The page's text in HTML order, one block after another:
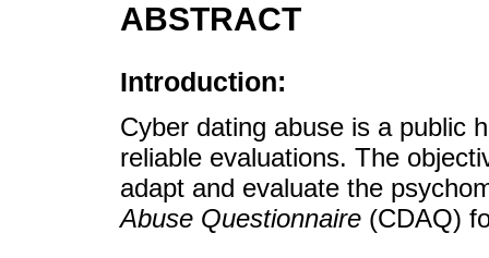
ABSTRACT
Introduction:
Cyber dating abuse is a public
reliable evaluations. The
adapt and evaluate the
Abuse Questionnaire (CDAQ)